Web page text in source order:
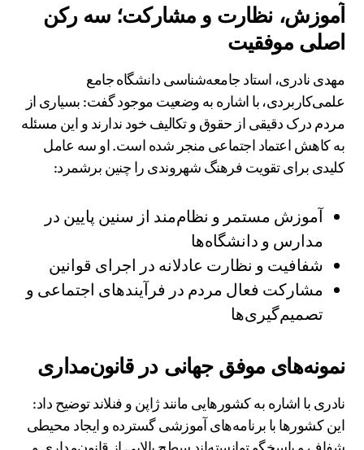
آموزش، نظارت و مشارکت؛ سه رکن
اصلی موفقیت
مهدی نادری، استاد جامعه‌شناسی دانشگاه جامع
علمی‌کاربردی، با اشاره به وضعیت موجود گفت: بسیاری از
مردم درک دقیقی از حقوق و تکالیف خود ندارند و این مسئله
به کاهش اعتماد اجتماعی منجر شده است. او سه عامل
کلیدی برای تقویت فرهنگ شهروندی را چنین برشمرد:
آموزش مستمر و نظام‌مند از سنین پایین در
مدارس و دانشگاه‌ها
شفافیت و نظارت عادلانه در اجرای قوانین
مشارکت فعال مردم در فرآیندهای اجتماعی و
تصمیم‌گیری‌ها
نمونه‌های موفق جهانی در قانون‌مداری
نادری با اشاره به کشورهایی مانند ژاپن و فنلاند توضیح داد:
این کشورها با برنامه‌های آموزشی گسترده و ایجاد محیطی